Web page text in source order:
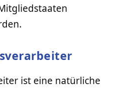
ist eine natürliche